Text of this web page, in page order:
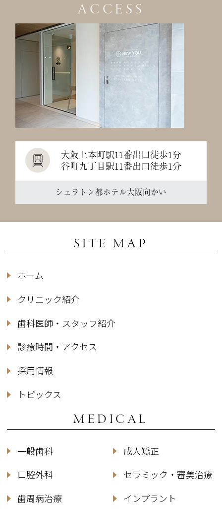
ACCESS
大阪上本町駅11番出口徒歩1分
谷町九丁目駅11番出口徒歩1分
シェラトン都ホテル大阪向かい
SITE MAP
ホーム
クリニック紹介
歯科医師・スタッフ紹介
診療時間・アクセス
採用情報
トピックス
MEDICAL
一般歯科
口腔外科
歯周病治療
成人矯正
セラミック・審美治療
インプラント